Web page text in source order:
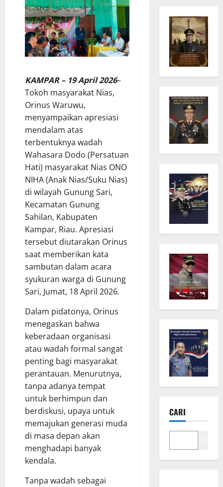
KAMPAR – 19 April 2026–
Tokoh masyarakat Nias,
Orinus Waruwu,
menyampaikan apresiasi
mendalam atas
terbentuknya wadah
Wahasara Dodo (Persatuan
Hati) masyarakat Nias ONO
NIHA (Anak Nias/Suku Nias)
di wilayah Gunung Sari,
Kecamatan Gunung
Sahilan, Kabupaten
Kampar, Riau. Apresiasi
tersebut diutarakan Orinus
saat memberikan kata
sambutan dalam acara
syukuran warga di Gunung
Sari, Jumat, 18 April 2026.
Dalam pidatonya, Orinus
menegaskan bahwa
keberadaan organisasi
atau wadah formal sangat
penting bagi masyarakat
perantauan. Menurutnya,
tanpa adanya tempat
untuk berhimpun dan
berdiskusi, upaya untuk
memajukan generasi muda
di masa depan akan
menghadapi banyak
kendala.
Tanpa wadah sebagai
CARI